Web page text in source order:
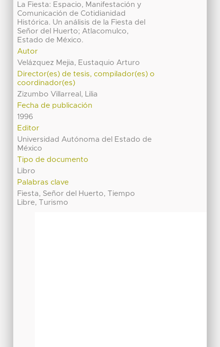
La Fiesta: Espacio, Manifestación y
Comunicación de Cotidianidad
Histórica. Un análisis de la Fiesta del
Señor del Huerto; Atlacomulco,
Estado de México.
Autor
Velázquez Mejia, Eustaquio Arturo
Director(es) de tesis, compilador(es) o
coordinador(es)
Zizumbo Villarreal, Lilia
Fecha de publicación
1996
Editor
Universidad Autónoma del Estado de
México
Tipo de documento
Libro
Palabras clave
Fiesta, Señor del Huerto, Tiempo
Libre, Turismo